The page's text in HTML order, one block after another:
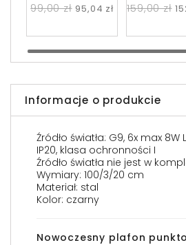
159,00 zł
99,00 zł 95,04 zł
Informacje o produkcie
Źródło światła: G9, 6x max 8W
IP20, klasa ochronności I
Źródło światła nie jest w
Wymiary: 100/3/20 cm
Materiał: stal
Kolor: czarny
Nowoczesny plafon